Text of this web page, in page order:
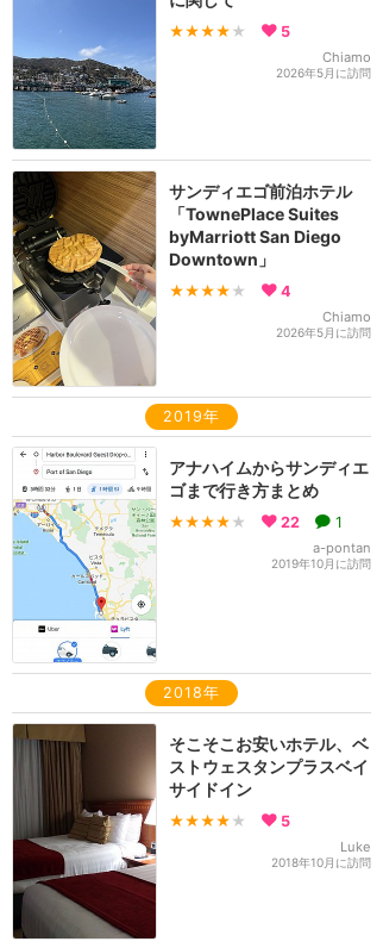
★★★★ ★ 5
Chiamo
2026年5月に訪問
サンディエゴ前泊ホテル
「TownePlace Suites
byMarriott San Diego
Downtown」
★★★★ ★ 4
Chiamo
2026年5月に訪問
2019年
アナハイムからサンディエ
ゴまで行き方まとめ
★★★★ ★ 22 1
a-pontan
2019年10月に訪問
2018年
そこそこお安いホテル、ベ
ストウェスタンプラスベイ
サイドイン
★★★★ ★ 5
Luke
2018年10月に訪問